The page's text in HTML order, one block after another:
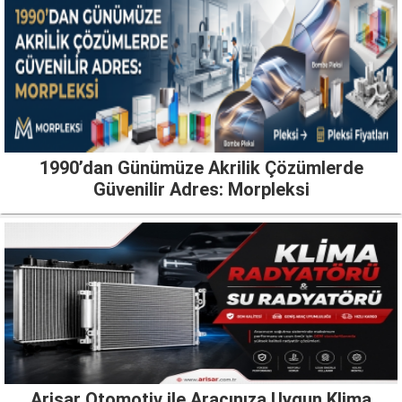
1990’dan Günümüze Akrilik Çözümlerde
Güvenilir Adres: Morpleksi